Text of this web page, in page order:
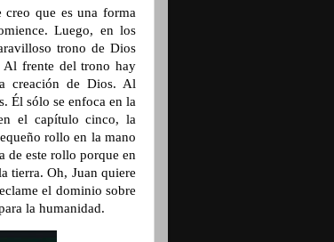
que es una forma
Luego, en los
trono de Dios
Al frente del trono hay
creación de Dios. Al
Él sólo se enfoca en la
el capítulo cinco, la
rollo en la mano
de este rollo porque en
tierra. Oh, Juan quiere
el dominio sobre
la humanidad.